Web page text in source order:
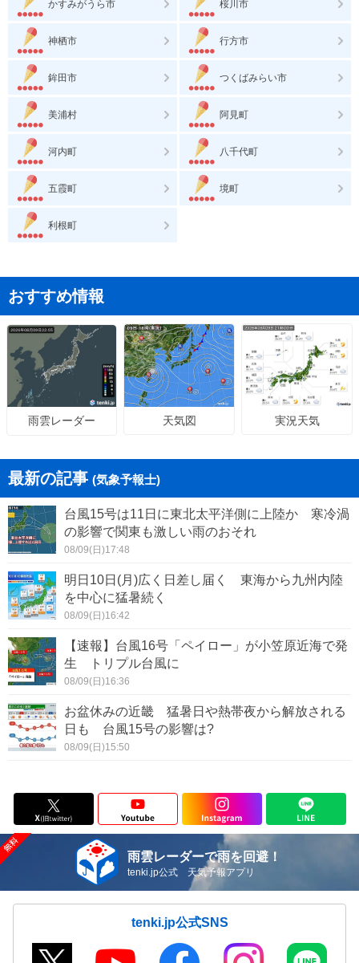
かすみがうら市 桜川市
神栖市 行方市
鉾田市 つくばみらい市
美浦村 阿見町
河内町 八千代町
五霞町 境町
利根町
おすすめ情報
雨雲レーダー 天気図 実況天気
最新の記事 (気象予報士)
台風15号は11日に東北太平洋側に上陸か 寒冷渦
の影響で関東も激しい雨のおそれ
08/09(日)17:48
明日10日(月)広く日差し届く 東海から九州内陸
を中心に猛暑続く
08/09(日)16:42
【速報】台風16号「ペイロー」が小笠原近海で発
生 トリプル台風に
08/09(日)16:36
お盆休みの近畿 猛暑日や熱帯夜から解放される
日も 台風15号の影響は?
08/09(日)15:50
雨雲レーダーで雨を回避！
tenki.jp公式 天気予報アプリ
tenki.jp公式SNS